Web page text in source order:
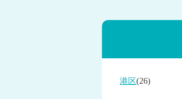
港区(26)